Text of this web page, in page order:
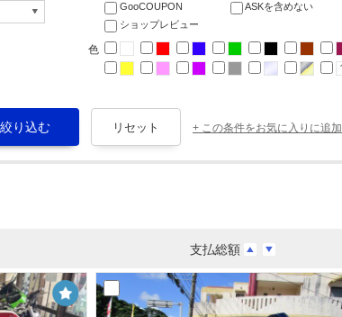
GooCOUPON
ASKを含めない
ショップレビュー
色
+ この条件をお気に入りに追加
支払総額